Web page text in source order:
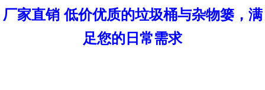
厂家直销 低价优质的垃圾桶与杂物篓，满
足您的日常需求